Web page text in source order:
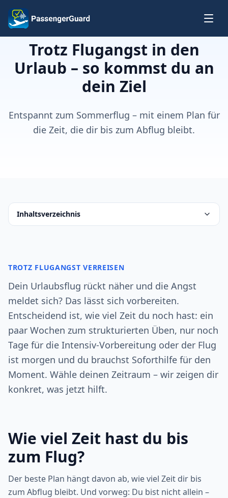
Zum Inhalt springen
Trotz Flugangst in den
Urlaub – so kommst du an
dein Ziel
Entspannt zum Sommerflug – mit einem Plan für
die Zeit, die dir bis zum Abflug bleibt.
Inhaltsverzeichnis
TROTZ FLUGANGST VERREISEN
Dein Urlaubsflug rückt näher und die Angst
meldet sich? Das lässt sich vorbereiten.
Entscheidend ist, wie viel Zeit du noch hast: ein
paar Wochen zum strukturierten Üben, nur noch
Tage für die Intensiv-Vorbereitung oder der Flug
ist morgen und du brauchst Soforthilfe für den
Moment. Wähle deinen Zeitraum – wir zeigen dir
konkret, was jetzt hilft.
Wie viel Zeit hast du bis
zum Flug?
Der beste Plan hängt davon ab, wie viel Zeit dir bis
zum Abflug bleibt. Und vorweg: Du bist nicht allein –